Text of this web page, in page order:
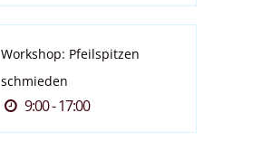
Workshop: Pfeilspitzen
schmieden
9:00 - 17:00